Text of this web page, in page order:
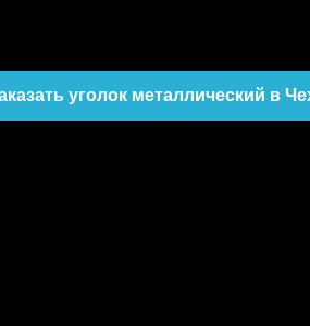
уголок металлический в